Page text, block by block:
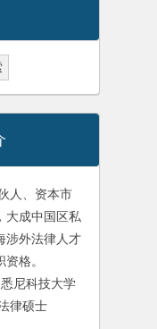
人、资本市
大成中国区私
涉外法律人才
格。
尼科技大学
律硕士